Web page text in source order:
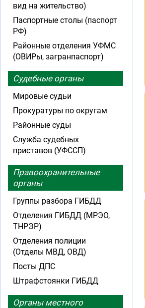
вид на жительство)
Паспортные столы (паспорт
РФ)
Районные отделения УФМС
(ОВИРы, загранпаспорт)
Судебные органы
Мировые судьи
Прокуратуры по округам
Районные суды
Служба судебных
приставов (УФССП)
Правоохранительные
органы
Группы разбора ГИБДД
Отделения ГИБДД (МРЭО,
ТНРЭР)
Отделения полиции
(Отделы МВД, ОВД)
Посты ДПС
Штрафстоянки ГИБДД
Органы местного